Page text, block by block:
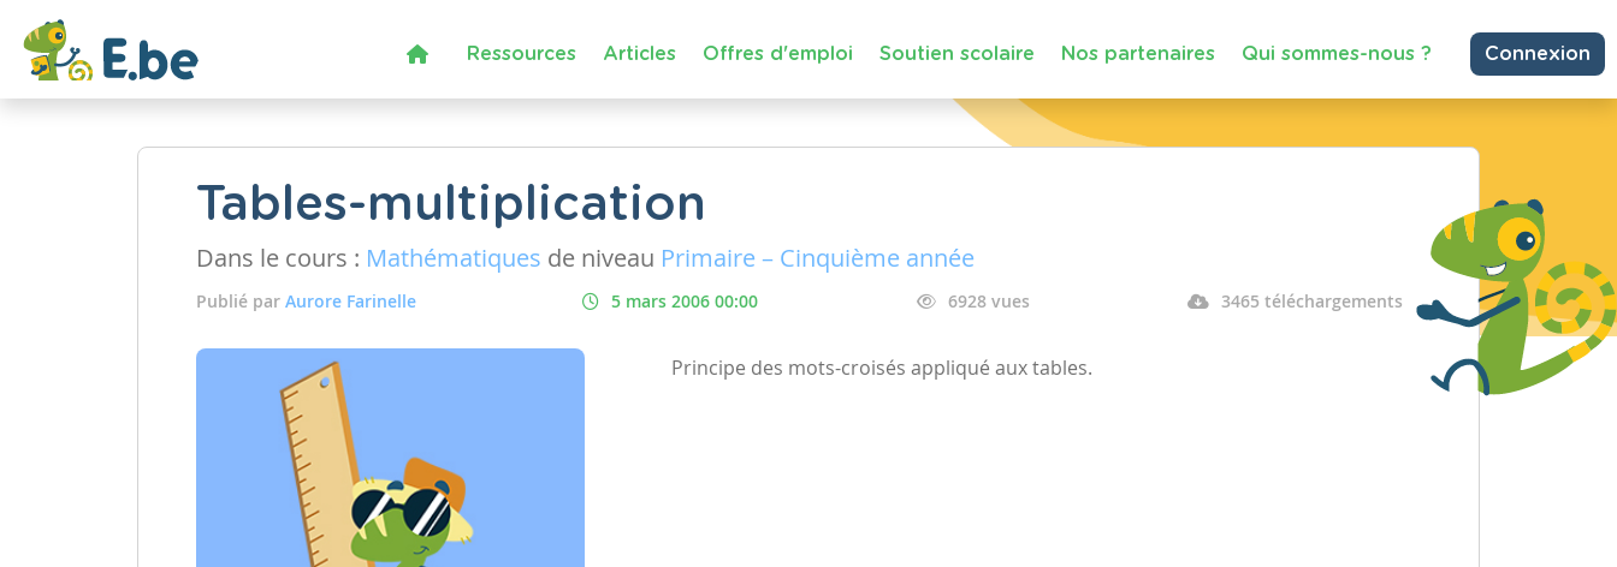
Ressources Articles Offres d'emploi Soutien scolaire Nos partenaires Qui sommes-nous ? Connexion
Tables-multiplication
Dans le cours : Mathématiques de niveau Primaire – Cinquième année
Publié par Aurore Farinelle 5 mars 2006 00:00 6928 vues 3465 téléchargements
Principe des mots-croisés appliqué aux tables.